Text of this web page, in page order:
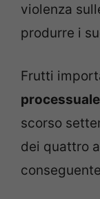
violenza
produrre i
Frutti
scorso
dei quattro